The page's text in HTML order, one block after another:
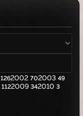
1262002 702003 49
1122009 342010 3